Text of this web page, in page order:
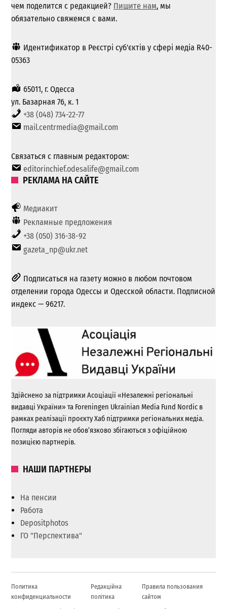
чем поделится с редакцией? Пишите нам, мы
обязательно свяжемся с вами.
Идентификатор в Реєстрі суб'єктів у сфері медіа R40-
05363
65011, г. Одесса
ул. Базарная 76, к. 1
+38 (048) 734-22-77
mail.centrmedia@gmail.com
Связаться с главным редактором:
editorinchief.odesalife@gmail.com
РЕКЛАМА НА САЙТЕ
Медиакит
Рекламные предложения
+38 (050) 316-38-92
gazeta_np@ukr.net
Подписаться на газету можно в любом почтовом
отделении города Одессы и Одесской области. Подписной
индекс — 96217.
Здійснено за підтримки Асоціації «Незалежні регіональні
видавці України» та Foreningen Ukrainian Media Fund Nordic в
рамках реалізації проєкту Хаб підтримки регіональних медіа.
Погляди авторів не обов’язково збігаються з офіційною
позицією партнерів.
НАШИ ПАРТНЕРЫ
На пенсии
Работа
Depositphotos
ГО "Перспектива"
Политика
конфиденциальности
Редакційна
політика
Правила пользования
сайтом